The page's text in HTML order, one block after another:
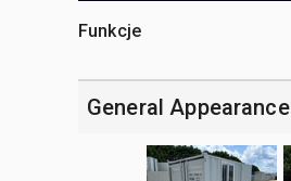
Funkcje
General Appearance